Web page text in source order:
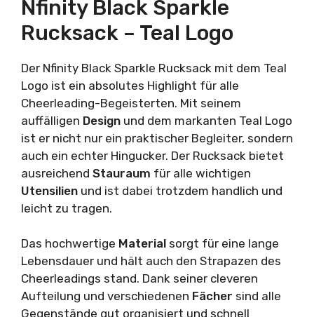
Nfinity Black Sparkle
Rucksack – Teal Logo
Der Nfinity Black Sparkle Rucksack mit dem Teal
Logo ist ein absolutes Highlight für alle
Cheerleading-Begeisterten. Mit seinem
auffälligen Design und dem markanten Teal Logo
ist er nicht nur ein praktischer Begleiter, sondern
auch ein echter Hingucker. Der Rucksack bietet
ausreichend Stauraum für alle wichtigen
Utensilien und ist dabei trotzdem handlich und
leicht zu tragen.
Das hochwertige Material sorgt für eine lange
Lebensdauer und hält auch den Strapazen des
Cheerleadings stand. Dank seiner cleveren
Aufteilung und verschiedenen Fächer sind alle
Gegenstände gut organisiert und schnell